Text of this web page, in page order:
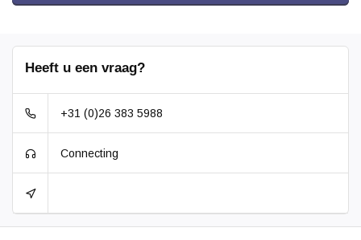
Heeft u een vraag?
+31 (0)26 383 5988
Connecting